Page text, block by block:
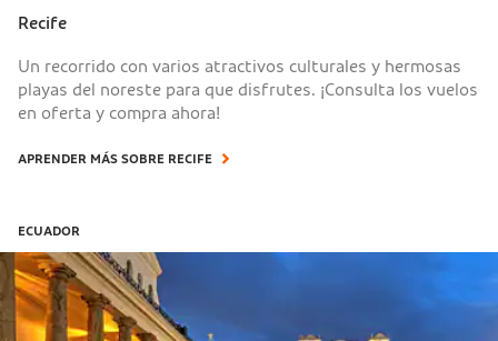
Recife
Un recorrido con varios atractivos culturales y hermosas
playas del noreste para que disfrutes. ¡Consulta los vuelos
en oferta y compra ahora!
APRENDER MÁS SOBRE RECIFE
ECUADOR